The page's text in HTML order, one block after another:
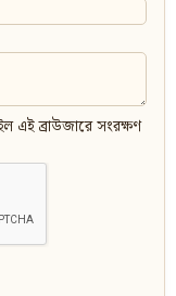
এই ব্রাউজারে সংরক্ষণ